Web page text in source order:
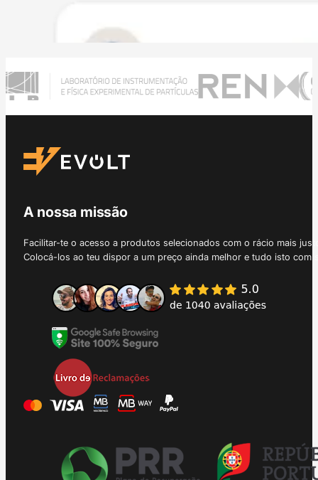
A nossa missão
Facilitar-te o acesso a produtos selecionados com o rácio mais
Colocá-los ao teu dispor a um preço ainda melhor e tudo isto